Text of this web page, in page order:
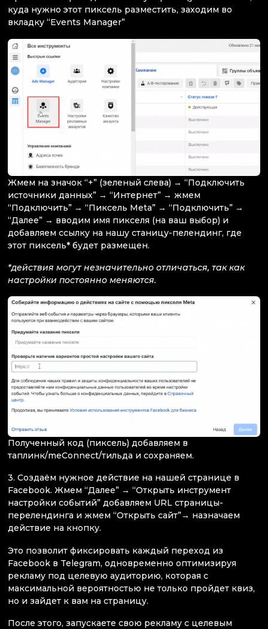
куда нужно этот пиксель разместить, заходим во
вкладку “Events Manager”
Жмем на значок “+” (зеленый слева) → “Подключить
источники данных” → “Интернет” → жмем
“Подключить” → “Пиксель Meta” → “Подключить” →
“Далее” → вводим имя пикселя (на ваш выбор) и
добавляем ссылку на нашу станицу-пелендинг, где
этот пиксель* будет размещен.
*действия могут незначительно отличаться, так как
настройки постоянно меняются.
Полученный код (пиксель) добавляем в
таплинк/meConnect/тильда и сохраняем.
3. Создаём нужное действие на нашей странице в
Facebook. Жмем “Далее” → “Открыть инструмент
настройки событий” добавляем URL страницы-
перелендинга и жмем “Открыть сайт”→ назначаем
действие на кнопку.
Это позволит фиксировать каждый переход из
Facebook в Telegram, одновременно оптимизируя
рекламу под целевую аудиторию, которая с
максимальной вероятностью не только пройдет квиз,
но и зайдет к вам на страницу.
После этого, запускаете свою рекламу с целевым